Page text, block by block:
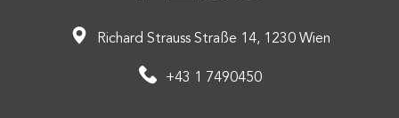
Richard Strauss Straße 14, 1230 Wien
+43 1 7490450